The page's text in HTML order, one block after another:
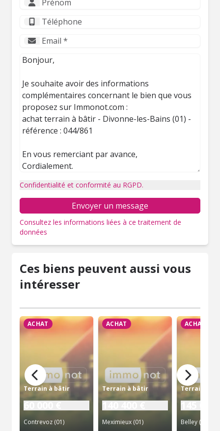
Confidentialité et conformité au RGPD.
Envoyer un message
Consultez les informations liées à ce traitement de
données
Ces biens peuvent aussi vous
intéresser
ACHAT
Terrain à bâtir
60 000 €
Contrevoz (01)
ACHAT
Terrain à bâtir
140 400 €
Meximieux (01)
ACHAT
Terrain à
145 000
Belley (01)